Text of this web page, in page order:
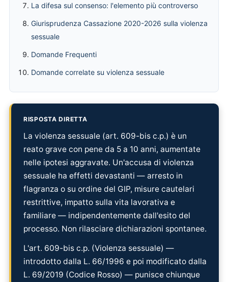
La difesa sul consenso: l'elemento più controverso
Giurisprudenza Cassazione 2020-2026 sulla violenza
sessuale
Domande Frequenti
Domande correlate su violenza sessuale
RISPOSTA DIRETTA
La violenza sessuale (art. 609-bis c.p.) è un
reato grave con pene da 5 a 10 anni, aumentate
nelle ipotesi aggravate. Un'accusa di violenza
sessuale ha effetti devastanti — arresto in
flagranza o su ordine del GIP, misure cautelari
restrittive, impatto sulla vita lavorativa e
familiare — indipendentemente dall'esito del
processo. Non rilasciare dichiarazioni spontanee.
L'art. 609-bis c.p. (Violenza sessuale) —
introdotto dalla L. 66/1996 e poi modificato dalla
L. 69/2019 (Codice Rosso) — punisce chiunque